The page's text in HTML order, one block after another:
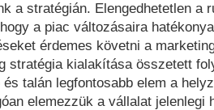
a stratégián. Elengedhetetlen a
a piac változásaira
érdemes követni a
stratégia kialakítása összetett
talán legfontosabb elem a
elemezzük a vállalat jelenlegi